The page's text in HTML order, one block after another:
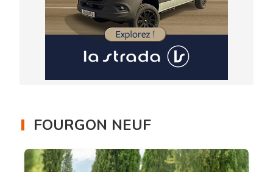
FOURGON NEUF